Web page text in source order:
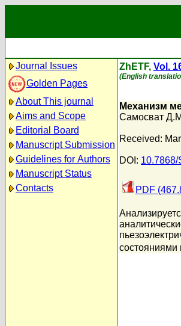
Journal Issues
Golden Pages
About This journal
Aims and Scope
Editorial Board
Manuscript Submission
Guidelines for Authors
Manuscript Status
Contacts
ZhETF, Vol.
(English
Механизм
Самосват
Received:
DOI:
PDF
состояниями